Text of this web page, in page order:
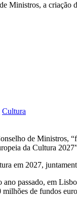
Ministros, a criação
Cultura
de Ministros,
da Cultura
em 2027,
passado, em
de fundos